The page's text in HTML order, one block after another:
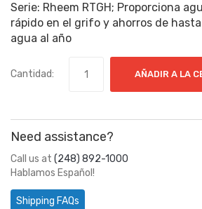
Serie: Rheem RTGH; Proporciona
rápido en el grifo y ahorros de
agua al año
Cantidad: AÑADIR A LA
Need assistance?
Call us at (248) 892-1000
Hablamos Español!
Shipping FAQs